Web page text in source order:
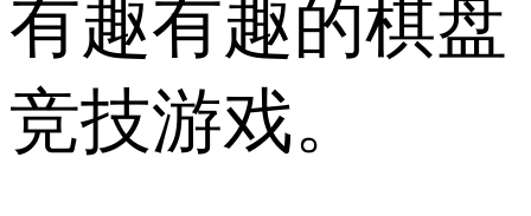
有趣有趣的棋盘
竞技游戏。